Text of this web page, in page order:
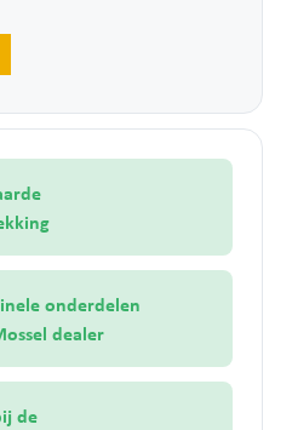
onderdelen
dealer
de